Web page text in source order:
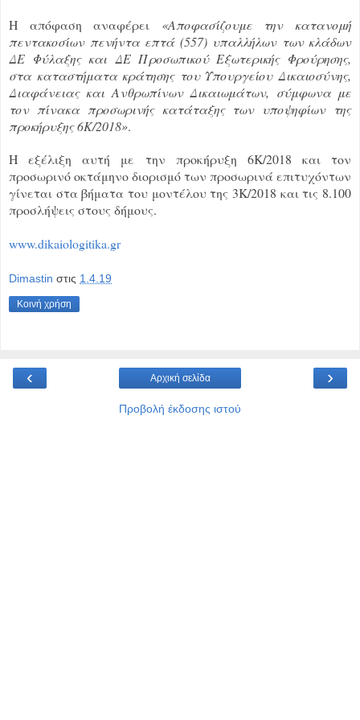
Η απόφαση αναφέρει «Αποφασίζουμε την κατανομή
πεντακοσίων πενήντα επτά (557) υπαλλήλων των κλάδων
ΔΕ Φύλαξης και ΔΕ Προσωπικού Εξωτερικής Φρούρησης,
στα καταστήματα κράτησης του Υπουργείου Δικαιοσύνης,
Διαφάνειας και Ανθρωπίνων Δικαιωμάτων, σύμφωνα με
τον πίνακα προσωρινής κατάταξης των υποψηφίων της
προκήρυξης 6Κ/2018».
Η εξέλιξη αυτή με την προκήρυξη 6Κ/2018 και τον
προσωρινό οκτάμηνο διορισμό των προσωρινά επιτυχόντων
γίνεται στα βήματα του μοντέλου της 3Κ/2018 και τις 8.100
προσλήψεις στους δήμους.
www.dikaiologitika.gr
Dimastin στις 1.4.19
Κοινή χρήση
‹ ›
Αρχική σελίδα
Προβολή έκδοσης ιστού